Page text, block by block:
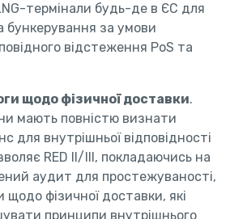
термінали будь-де в ЄС для
бункерування за умови
відстеження PoS та
щодо фізичної доставки.
мають повністю визнати
для внутрішньої відповідності
RED II/III, покладаючись на
аудит для простежуваності,
щодо фізичної доставки, які
принципи внутрішнього